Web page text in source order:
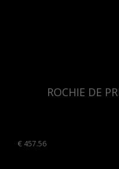
ROCHIE DE
€ 457.56